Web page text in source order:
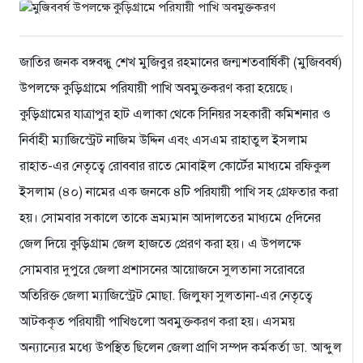
জাতির জনক বঙ্গবন্ধু শেখ মুজিবুর রহমানের জন্মশতবার্ষিকী (মুজিববর্ষ)
উপলক্ষে কুড়িগ্রামে পরিযায়ী পাখি অবমুক্তকরণ করা হয়েছে।
কুড়িগ্রামের যাত্রাপুর হাট এলাকা থেকে সিনিয়র সহকারী কমিশনার ও
নির্বাহী ম্যাজিস্ট্রেট নাজিম উদ্দিন এবং এসএম রাহাতুল ইসলাম
রাহাত-এর নেতৃত্বে রোববার রাতে মোবাইল কোর্টের মাধ্যমে রফিকুল
ইসলাম (৪০) নামের এক জনকে ৪টি পরিযায়ী পাখি সহ গ্রেফতার করা
হয়। সোমবার সকালে তাকে ভ্রম্যমান আদালতের মাধ্যমে ৫দিনের
জেল দিয়ে কুড়িগ্রাম জেল হাজতে প্রেরণ করা হয়। এ উপলক্ষে
সোমবার দুপুরে জেলা প্রশাসনের আয়োজনে সুলতানা সরোবরে
অতিরিক্ত জেলা ম্যাজিস্ট্রেট মোছা. জিলুফা সুলতানা-এর নেতৃত্বে
আটককৃত পরিযায়ী পাখিগুলো অবমুক্তকরণ করা হয়। এসময়
অন্যান্যের মধ্যে উপস্থিত ছিলেন জেলা প্রাণি সম্পদ কর্মকর্তা ডা. আব্দুল